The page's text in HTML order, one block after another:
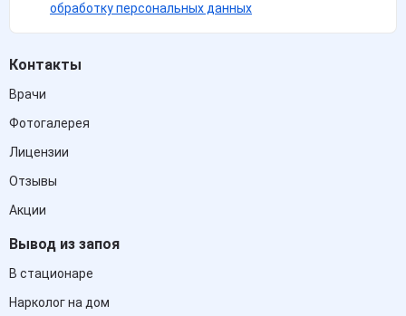
обработку персональных данных
Контакты
Врачи
Фотогалерея
Лицензии
Отзывы
Акции
Вывод из запоя
В стационаре
Нарколог на дом